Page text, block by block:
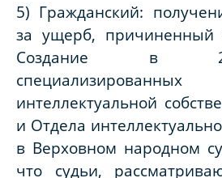
5) Гражданский:
за ущерб, причиненный
Создание в
интеллектуальной
и Отдела
в Верховном народном
что судьи,